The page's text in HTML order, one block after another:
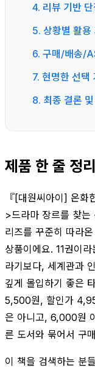
4. 리뷰 기반
5. 상황별 활용
6. 구매/배송/
7. 현명한 선택
8. 최종 결론
제품 한 줄 정리
『[대원씨아이] 온
>드라마 장르를 찾는
리즈를 꾸준히 따라
상품이에요. 11권이
라기보다, 세계관과
깊게 몰입하기 좋은
5,500원, 할인가
은 아니고, 6,000원
른 도서와 묶어서 구
이 책을 검색하는 분